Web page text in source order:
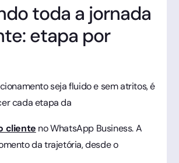
toda a jornada
etapa por
seja fluido e sem atritos, é
cada etapa da
cliente no WhatsApp Business. A
da trajetória, desde o